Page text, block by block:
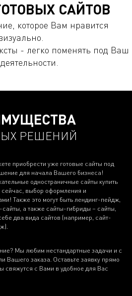
САЙТОВ
которое Вам нравится
- легко поменять под Ваш
РЕШЕНИЙ
приобрести уже готовые сайты под
для начала Вашего бизнеса!
одностраничные сайты купить
выбор оформления и
Также это могут быть лендинг-пейдж,
а также сайты-гибриды – сайты,
два вида сайтов (например, сайт-
Мы любим нестандартные задачи и с
Вашего заказа. Оставьте заявку прямо
свяжутся с Вами в удобное для Вас